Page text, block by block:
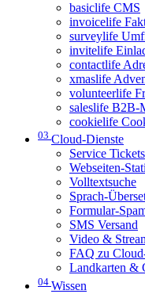
basiclife CMS
invoicelife
surveylife
invitelife
contactlife
xmaslife
volunteerlife
saleslife B2B-
cookielife
03 Cloud-Dienste
Service Tickets
Webseiten-
Volltextsuche
Sprach-
Formular-
SMS Versand
Video &
FAQ zu
Landkarten &
04 Wissen